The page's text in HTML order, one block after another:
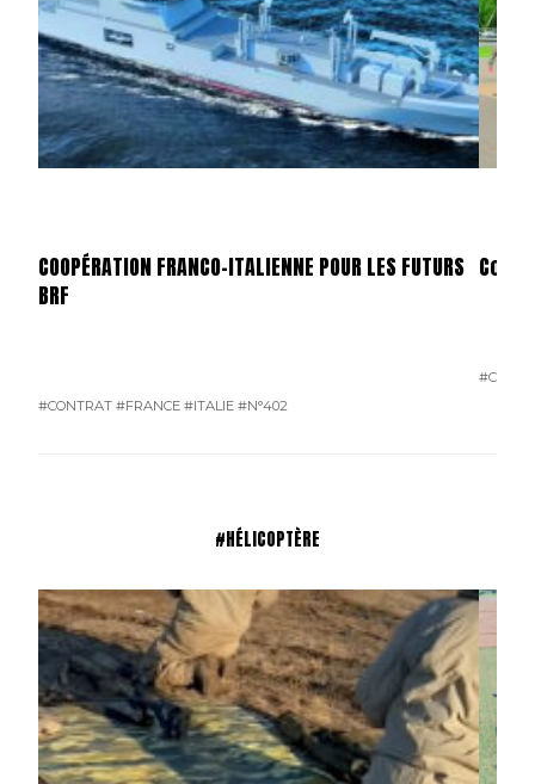
COOPÉRATION FRANCO-ITALIENNE POUR LES FUTURS
BRF
#CONTRAT #FRANCE #ITALIE #N°402
#HÉLICOPTÈRE